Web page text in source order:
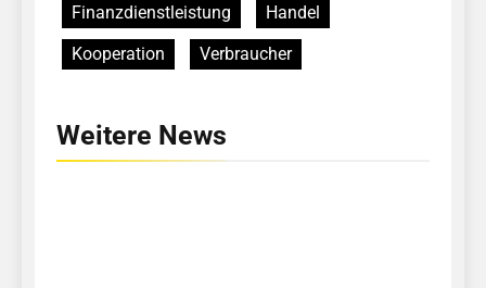
Finanzdienstleistung
Handel
Kooperation
Verbraucher
Weitere News